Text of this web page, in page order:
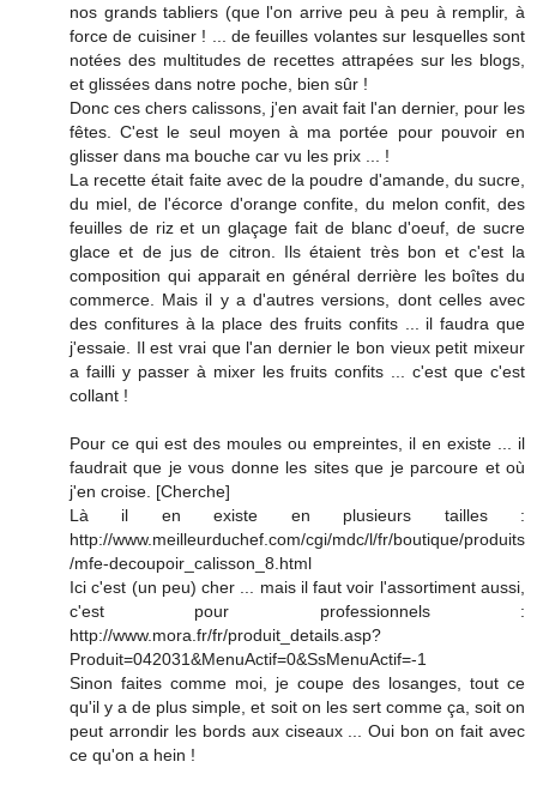
nos grands tabliers (que l'on arrive peu à peu à remplir, à
force de cuisiner ! ... de feuilles volantes sur lesquelles sont
notées des multitudes de recettes attrapées sur les blogs,
et glissées dans notre poche, bien sûr !
Donc ces chers calissons, j'en avait fait l'an dernier, pour les
fêtes. C'est le seul moyen à ma portée pour pouvoir en
glisser dans ma bouche car vu les prix ... !
La recette était faite avec de la poudre d'amande, du sucre,
du miel, de l'écorce d'orange confite, du melon confit, des
feuilles de riz et un glaçage fait de blanc d'oeuf, de sucre
glace et de jus de citron. Ils étaient très bon et c'est la
composition qui apparait en général derrière les boîtes du
commerce. Mais il y a d'autres versions, dont celles avec
des confitures à la place des fruits confits ... il faudra que
j'essaie. Il est vrai que l'an dernier le bon vieux petit mixeur
a failli y passer à mixer les fruits confits ... c'est que c'est
collant !
Pour ce qui est des moules ou empreintes, il en existe ... il
faudrait que je vous donne les sites que je parcoure et où
j'en croise. [Cherche]
Là il en existe en plusieurs tailles :
http://www.meilleurduchef.com/cgi/mdc/l/fr/boutique/produits
/mfe-decoupoir_calisson_8.html
Ici c'est (un peu) cher ... mais il faut voir l'assortiment aussi,
c'est pour professionnels :
http://www.mora.fr/fr/produit_details.asp?
Produit=042031&MenuActif=0&SsMenuActif=-1
Sinon faites comme moi, je coupe des losanges, tout ce
qu'il y a de plus simple, et soit on les sert comme ça, soit on
peut arrondir les bords aux ciseaux ... Oui bon on fait avec
ce qu'on a hein !